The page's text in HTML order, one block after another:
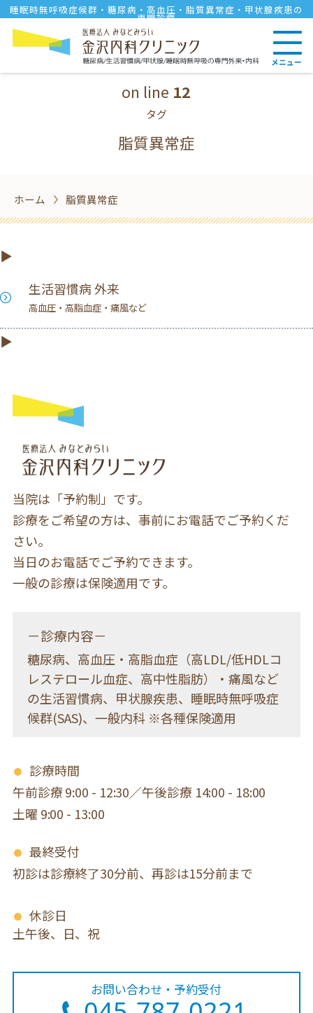
睡眠時無呼吸症候群・糖尿病・高血圧・脂質異常症・甲状腺疾患の
専門診療
メニュー
/home/minatomirai7/kmc-
bunko.com/public_html/wordpress/
content/themes/bunko/tag.php
on line 12
タグ
脂質異常症
ホーム 脂質異常症
生活習慣病 外来
高血圧・高脂血症・痛風など
当院は「予約制」です。
診療をご希望の方は、事前にお電話でご予約くだ
さい。
当日のお電話でご予約できます。
一般の診療は保険適用です。
－診療内容－
糖尿病、高血圧・高脂血症（高LDL/低HDLコ
レステロール血症、高中性脂肪）・痛風など
の生活習慣病、甲状腺疾患、睡眠時無呼吸症
候群(SAS)、一般内科 ※各種保険適用
診療時間
午前診療 9:00 - 12:30／午後診療 14:00 - 18:00
土曜 9:00 - 13:00
最終受付
初診は診療終了30分前、再診は15分前まで
休診日
土午後、日、祝
お問い合わせ・予約受付